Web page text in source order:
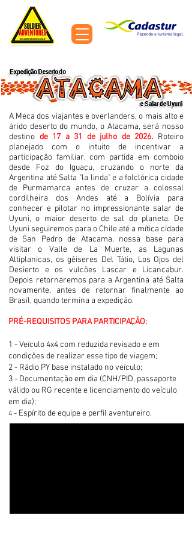
A Meca dos viajantes e overlanders, o mais alto e
árido deserto do mundo, o Atacama, será nosso
destino de 17 a 31 de julho de 2026. Roteiro
planejado com o intuito de incentivar a
participação familiar, com partida em comboio
desde Foz do Iguaçu, cruzando o norte da
Argentina até Salta "la linda" e a folclórica cidade
de Purmamarca antes de cruzar a colossal
cordilheira dos Andes até a Bolívia para
conhecer e pilotar no impressionante salar de
Uyuni, o maior deserto de sal do planeta. De
Uyuni seguiremos para o Chile até a mítica cidade
de San Pedro de Atacama, nossa base para
visitar o Valle de La Muerte, as Lagunas
Altiplanicas, os gêiseres Del Tátio, Los Ojos del
Desierto e os vulcões Lascar e Licancabur.
Depois retornaremos para a Argentina até Salta
novamente, antes de retornar finalmente ao
Brasil, quando termina a expedição.
PRÉ-REQUISITOS PARA PARTICIPAÇÃO:
1 - Veículo 4x4 com reduzida revisado e em
condições de realizar esse tipo de viagem;
2 - Rádio PY base instalado no veículo;
3 - Documentação em dia (CNH/PID, passaporte
válido ou RG recente e licenciamento do veículo
em dia);
4 - Espírito de equipe e perfil aventureiro.